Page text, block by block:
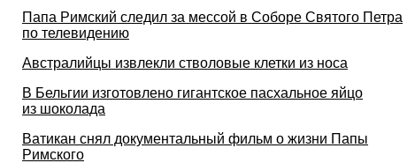
Папа Римский следил за мессой в Соборе Святого Петра
по телевидению
Австралийцы извлекли стволовые клетки из носа
В Бельгии изготовлено гигантское пасхальное яйцо
из шоколада
Ватикан снял документальный фильм о жизни Папы
Римского